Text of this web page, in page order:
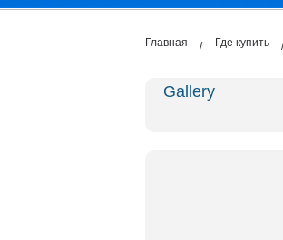
Главная Где купить
Gallery